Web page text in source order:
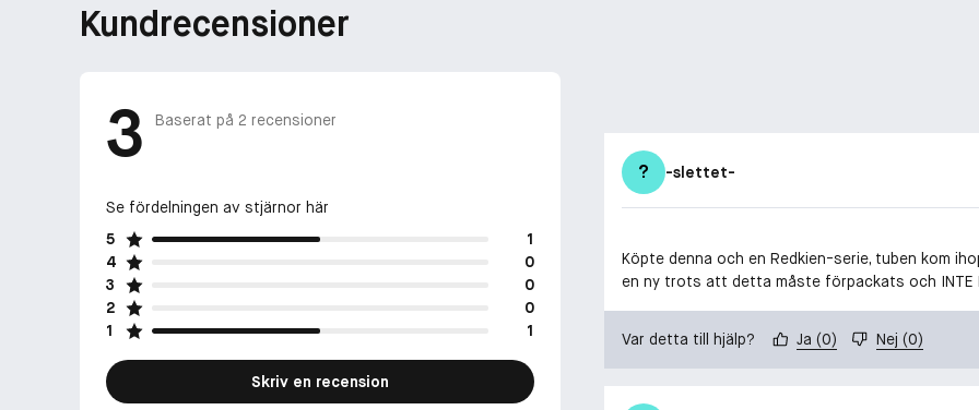
Kundrecensioner
3 Baserat på 2 recensioner
Se fördelningen av stjärnor här
5
1
4
0
3
0
2
0
1
1
Skriv en recension
? -slettet-
Köpte denna och en Redkien-serie, tuben kom
en ny trots att detta måste förpackats och INTE
Var detta till hjälp? Ja (0) Nej (0)